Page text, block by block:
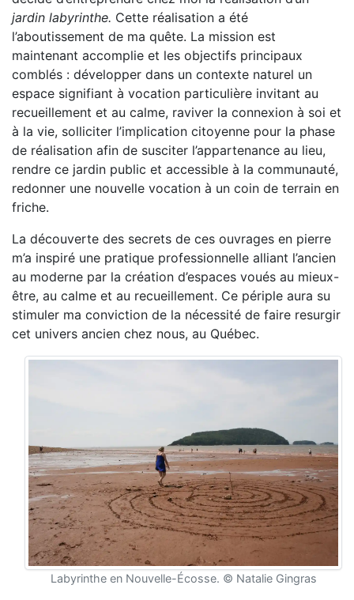
jardin labyrinthe. Cette réalisation a été
l’aboutissement de ma quête. La mission est
maintenant accomplie et les objectifs principaux
comblés : développer dans un contexte naturel un
espace signifiant à vocation particulière invitant au
recueillement et au calme, raviver la connexion à soi et
à la vie, solliciter l’implication citoyenne pour la phase
de réalisation afin de susciter l’appartenance au lieu,
rendre ce jardin public et accessible à la communauté,
redonner une nouvelle vocation à un coin de terrain en
friche.
La découverte des secrets de ces ouvrages en pierre
m’a inspiré une pratique professionnelle alliant l’ancien
au moderne par la création d’espaces voués au mieux-
être, au calme et au recueillement. Ce périple aura su
stimuler ma conviction de la nécessité de faire resurgir
cet univers ancien chez nous, au Québec.
Labyrinthe en Nouvelle-Écosse. © Natalie Gingras